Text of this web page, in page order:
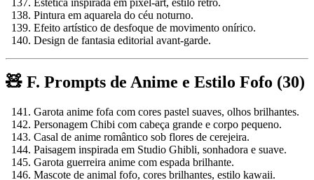
Pintura em aquarela do céu noturno.
Efeito artístico de desfoque de movimento onírico.
Design de fantasia editorial avant-garde.
🧸 F. Prompts de Anime e Estilo Fofo (30)
Garota anime fofa com cores pastel suaves, olhos brilhantes.
Personagem Chibi com cabeça grande e corpo pequeno.
Casal de anime romântico sob flores de cerejeira.
Paisagem inspirada em Studio Ghibli, sonhadora e suave.
Garota guerreira anime com espada brilhante.
Mascote de animal fofo, cores brilhantes, estilo kawaii.